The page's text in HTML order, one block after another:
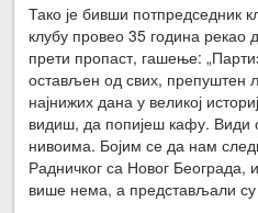
Тако је бивши потпредседник
клубу провео 35 година рекао
прети пропаст, гашење:
остављен од свих, препуштен
најнижих дана у великој
видиш, да попијеш кафу. Види
нивоима. Бојим се да нам
Радничког са Новог Београда,
више нема, а представљали